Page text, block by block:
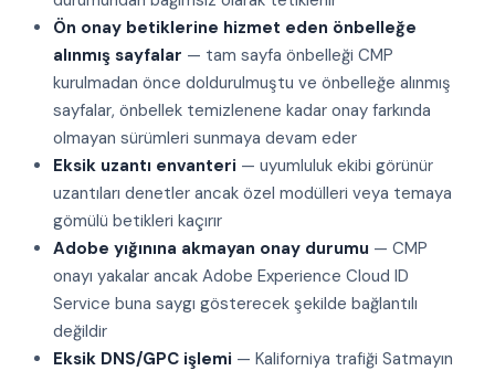
Ön onay betiklerine hizmet eden önbelleğe
alınmış sayfalar — tam sayfa önbelleği CMP
kurulmadan önce doldurulmuştu ve önbelleğe alınmış
sayfalar, önbellek temizlenene kadar onay farkında
olmayan sürümleri sunmaya devam eder
Eksik uzantı envanteri — uyumluluk ekibi görünür
uzantıları denetler ancak özel modülleri veya temaya
gömülü betikleri kaçırır
Adobe yığınına akmayan onay durumu — CMP
onayı yakalar ancak Adobe Experience Cloud ID
Service buna saygı gösterecek şekilde bağlantılı
değildir
Eksik DNS/GPC işlemi — Kaliforniya trafiği Satmayın